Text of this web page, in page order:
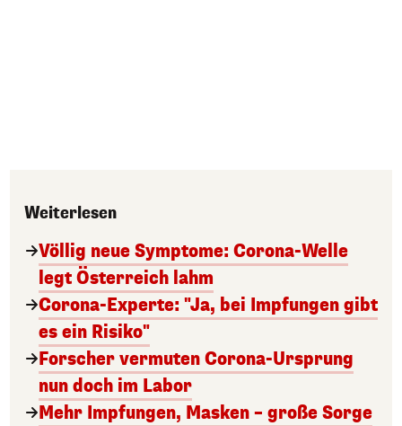
Weiterlesen
Völlig neue Symptome: Corona-Welle
legt Österreich lahm
Corona-Experte: "Ja, bei Impfungen gibt
es ein Risiko"
Forscher vermuten Corona-Ursprung
nun doch im Labor
Mehr Impfungen, Masken – große Sorge